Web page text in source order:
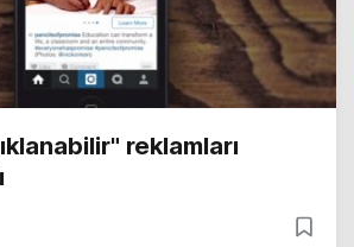
reklamları